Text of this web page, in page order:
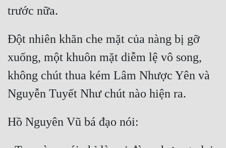
Đột nhiên khăn che mặt của nàng bị gỡ
xuống, một khuôn mặt diễm lệ vô song,
không chút thua kém Lâm Nhược Yên và